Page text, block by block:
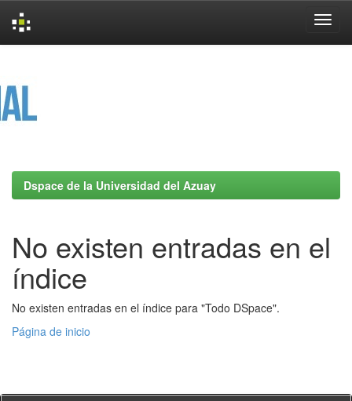
Dspace de la Universidad del Azuay
No existen entradas en el
índice
No existen entradas en el índice para "Todo DSpace".
Página de inicio